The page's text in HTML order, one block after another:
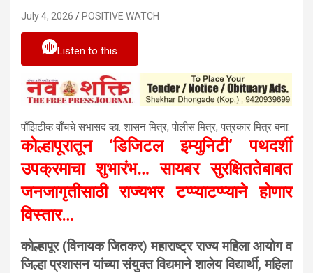
July 4, 2026 POSITIVE WATCH
Listen to this
पाँझिटीव्ह वाँचचे सभासद व्हा. शासन मित्र, पाेलीस मित्र, पत्रकार मित्र बना.
कोल्हापूरातून ‘डिजिटल इम्युनिटी’ पथदर्शी
उपक्रमाचा शुभारंभ… सायबर सुरक्षिततेबाबत
जनजागृतीसाठी राज्यभर टप्प्याटप्प्याने होणार
विस्तार…
कोल्हापूर (विनायक जितकर) महाराष्ट्र राज्य महिला आयोग व
जिल्हा प्रशासन यांच्या संयुक्त विद्यमाने शालेय विद्यार्थी, महिला